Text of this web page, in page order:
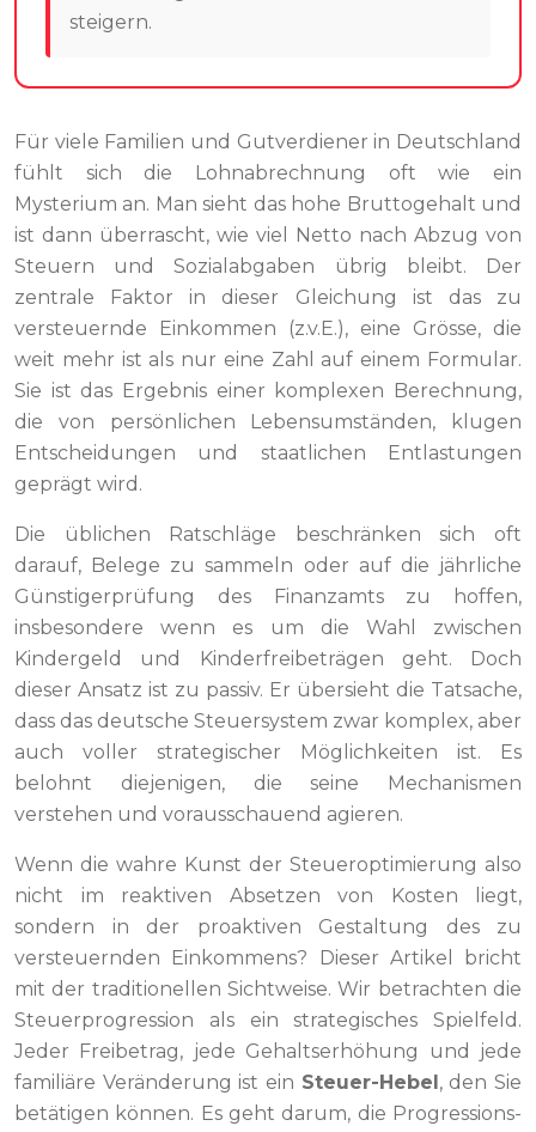
steigern.
Für viele Familien und Gutverdiener in Deutschland
fühlt sich die Lohnabrechnung oft wie ein
Mysterium an. Man sieht das hohe Bruttogehalt und
ist dann überrascht, wie viel Netto nach Abzug von
Steuern und Sozialabgaben übrig bleibt. Der
zentrale Faktor in dieser Gleichung ist das zu
versteuernde Einkommen (z.v.E.), eine Grösse, die
weit mehr ist als nur eine Zahl auf einem Formular.
Sie ist das Ergebnis einer komplexen Berechnung,
die von persönlichen Lebensumständen, klugen
Entscheidungen und staatlichen Entlastungen
geprägt wird.
Die üblichen Ratschläge beschränken sich oft
darauf, Belege zu sammeln oder auf die jährliche
Günstigerprüfung des Finanzamts zu hoffen,
insbesondere wenn es um die Wahl zwischen
Kindergeld und Kinderfreibeträgen geht. Doch
dieser Ansatz ist zu passiv. Er übersieht die Tatsache,
dass das deutsche Steuersystem zwar komplex, aber
auch voller strategischer Möglichkeiten ist. Es
belohnt diejenigen, die seine Mechanismen
verstehen und vorausschauend agieren.
Wenn die wahre Kunst der Steueroptimierung also
nicht im reaktiven Absetzen von Kosten liegt,
sondern in der proaktiven Gestaltung des zu
versteuernden Einkommens? Dieser Artikel bricht
mit der traditionellen Sichtweise. Wir betrachten die
Steuerprogression als ein strategisches Spielfeld.
Jeder Freibetrag, jede Gehaltserhöhung und jede
familiäre Veränderung ist ein Steuer-Hebel, den Sie
betätigen können. Es geht darum, die Progressions-